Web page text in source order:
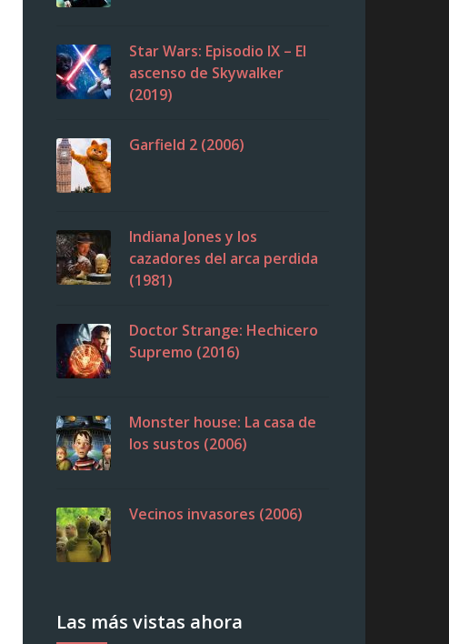
Star Wars: Episodio IX – El
ascenso de Skywalker
(2019)
Garfield 2 (2006)
Indiana Jones y los
cazadores del arca perdida
(1981)
Doctor Strange: Hechicero
Supremo (2016)
Monster house: La casa de
los sustos (2006)
Vecinos invasores (2006)
Las más vistas ahora